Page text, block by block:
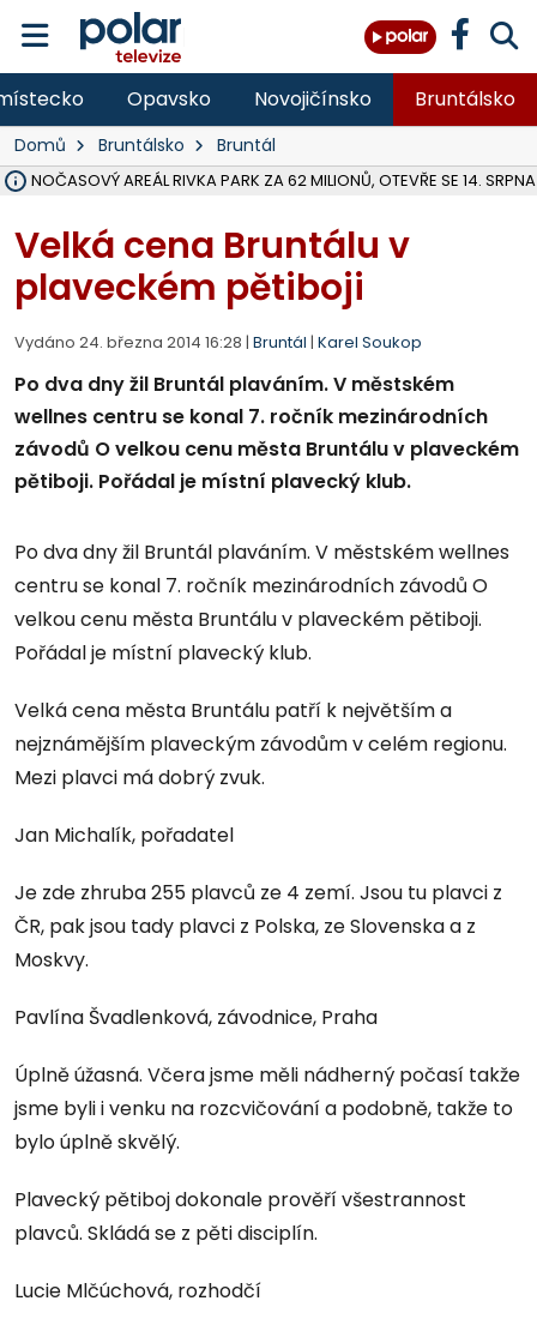
Opavsko Novojičínsko Bruntálsko
Domů Bruntálsko Bruntál
AREÁL RIVKA PARK ZA 62 MILIONŮ, OTEVŘE SE 14. SRPNA
Velká cena Bruntálu v
plaveckém pětiboji
Vydáno 24. března 2014 16:28 | Bruntál | Karel Soukop
Po dva dny žil Bruntál plaváním. V městském
wellnes centru se konal 7. ročník mezinárodních
závodů O velkou cenu města Bruntálu v plaveckém
pětiboji. Pořádal je místní plavecký klub.
Po dva dny žil Bruntál plaváním. V městském wellnes
centru se konal 7. ročník mezinárodních závodů O
velkou cenu města Bruntálu v plaveckém pětiboji.
Pořádal je místní plavecký klub.
Velká cena města Bruntálu patří k největším a
nejznámějším plaveckým závodům v celém regionu.
Mezi plavci má dobrý zvuk.
Jan Michalík, pořadatel
Je zde zhruba 255 plavců ze 4 zemí. Jsou tu plavci z
ČR, pak jsou tady plavci z Polska, ze Slovenska a z
Moskvy.
Pavlína Švadlenková, závodnice, Praha
Úplně úžasná. Včera jsme měli nádherný počasí takže
jsme byli i venku na rozcvičování a podobně, takže to
bylo úplně skvělý.
Plavecký pětiboj dokonale prověří všestrannost
plavců. Skládá se z pěti disciplín.
Lucie Mlčúchová, rozhodčí